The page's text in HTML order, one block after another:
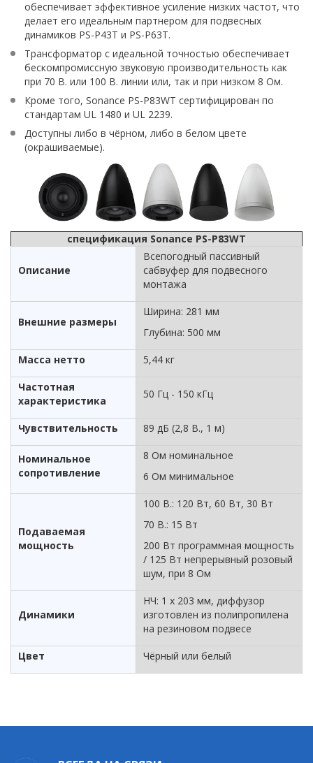
обеспечивает эффективное усиление низких частот, что
делает его идеальным партнером для подвесных
динамиков PS-P43T и PS-P63T.
Трансформатор с идеальной точностью обеспечивает
бескомпромиссную звуковую производительность как
при 70 В. или 100 В. линии или, так и при низком 8 Ом.
Кроме того, Sonance PS-P83WT сертифицирован по
стандартам UL 1480 и UL 2239.
Доступны либо в чёрном, либо в белом цвете
(окрашиваемые).
спецификация Sonance PS-P83WT
Описание
Всепогодный пассивный
сабвуфер для подвесного
монтажа
Внешние размеры
Ширина: 281 мм
Глубина: 500 мм
Масса нетто 5,44 кг
Частотная
характеристика
50 Гц - 150 кГц
Чувствительность 89 дБ (2,8 В., 1 м)
Номинальное
сопротивление
8 Ом номинальное
6 Ом минимальное
Подаваемая
мощность
100 В.: 120 Вт, 60 Вт, 30 Вт
70 В.: 15 Вт
200 Вт программная мощность
/ 125 Вт непрерывный розовый
шум, при 8 Ом
Динамики
НЧ: 1 х 203 мм, диффузор
изготовлен из полипропилена
на резиновом подвесе
Цвет Чёрный или белый